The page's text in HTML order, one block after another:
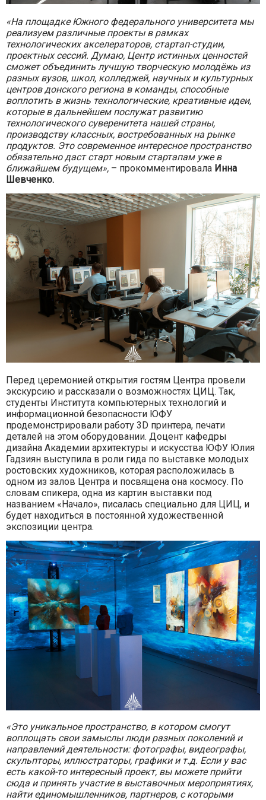
«На площадке Южного федерального университета мы
реализуем различные проекты в рамках
технологических акселераторов, стартап-студии,
проектных сессий. Думаю, Центр истинных ценностей
сможет объединить лучшую творческую молодёжь из
разных вузов, школ, колледжей, научных и культурных
центров донского региона в команды, способные
воплотить в жизнь технологические, креативные идеи,
которые в дальнейшем послужат развитию
технологического суверенитета нашей страны,
производству классных, востребованных на рынке
продуктов. Это современное интересное пространство
обязательно даст старт новым стартапам уже в
ближайшем будущем», – прокомментировала Инна
Шевченко.
Перед церемонией открытия гостям Центра провели
экскурсию и рассказали о возможностях ЦИЦ. Так,
студенты Института компьютерных технологий и
информационной безопасности ЮФУ
продемонстрировали работу 3D принтера, печати
деталей на этом оборудовании. Доцент кафедры
дизайна Академии архитектуры и искусства ЮФУ Юлия
Гадзиян выступила в роли гида по выставке молодых
ростовских художников, которая расположилась в
одном из залов Центра и посвящена она космосу. По
словам спикера, одна из картин выставки под
названием «Начало», писалась специально для ЦИЦ, и
будет находиться в постоянной художественной
экспозиции центра.
«Это уникальное пространство, в котором смогут
воплощать свои замыслы люди разных поколений и
направлений деятельности: фотографы, видеографы,
скульпторы, иллюстраторы, графики и т.д. Если у вас
есть какой-то интересный проект, вы можете прийти
сюда и принять участие в выставочных мероприятиях,
найти единомышленников, партнеров, с которыми